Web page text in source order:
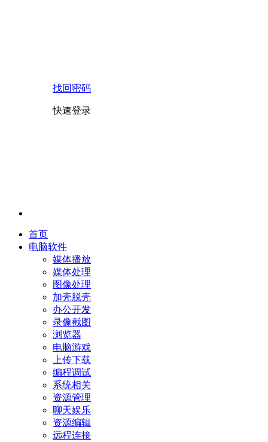
找回密码
快速登录
首页
电脑软件
媒体播放
媒体处理
图像处理
加壳脱壳
办公开发
录像截图
浏览器
电脑游戏
上传下载
编程调试
系统相关
资源管理
聊天娱乐
资源编辑
远程连接